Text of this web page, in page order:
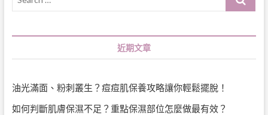
近期文章
油光滿面、粉刺叢生？痘痘肌保養攻略讓你輕鬆擺脫！
如何判斷肌膚保濕不足？重點保濕部位怎麼做最有效？